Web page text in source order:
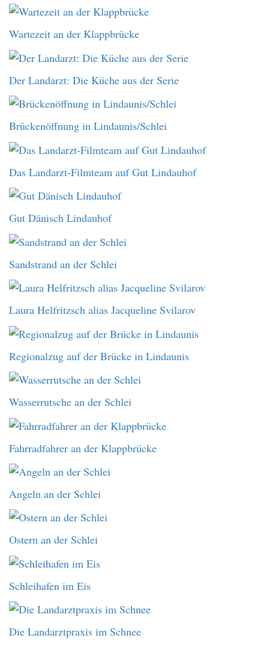
Wartezeit an der Klappbrücke
Der Landarzt: Die Küche aus der Serie
Brückenöffnung in Lindaunis/Schlei
Das Landarzt-Filmteam auf Gut Lindauhof
Gut Dänisch Lindauhof
Sandstrand an der Schlei
Laura Helfritzsch alias Jacqueline Svilarov
Regionalzug auf der Brücke in Lindaunis
Wasserrutsche an der Schlei
Fahrradfahrer an der Klappbrücke
Angeln an der Schlei
Ostern an der Schlei
Schleihafen im Eis
Die Landarztpraxis im Schnee